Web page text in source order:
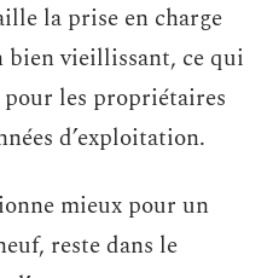
la prise en charge
bien vieillissant, ce qui
les propriétaires
d’exploitation.
mieux pour un
reste dans le